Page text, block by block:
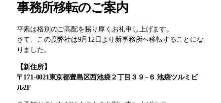
事務所移転のご案内
平素は格別のご高配を賜り厚くお礼申し上げます。
さて、この度弊社は9月12日より新事務所へ移転することにな
りました。
【新住所】
〒171-0021東京都豊島区西池袋２丁目３９−６ 池袋ツルミビ
ル2F